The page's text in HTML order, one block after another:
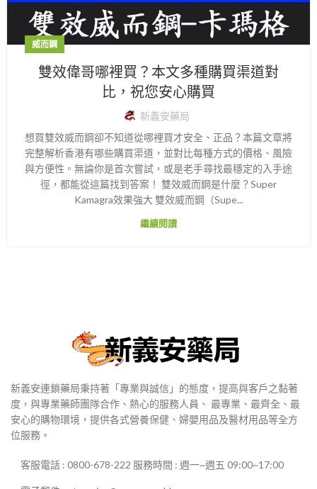
威而鋼
雙效偉哥哪裡買？本文多種購買渠道對
比，祝您安心購買
新義安藥局
想買雙效威而鋼卻不知道從哪裡買才安全、正品？本篇文章將
完整解析香港有哪些購買渠道，並對比每種方式的價格、風險
與方便性。無論你是首次嘗試，或是老手尋找最穩定的入手途
徑，都能從這篇找到答案！ 雙效威而鋼是什麼？Super
Kamagra效果強大 雙效威而鋼（Supe...
繼續閱讀
新義安連鎖藥局秉持著「專業與誠信」的態度，提高與客戶之黏著
度，與專業藥師團隊合作、熱心的服務人員、 最專業、最齊全、最
安心的購物環境，提供各式營養保健、婦嬰用品及醫材用品等全方
位服務。
客服電話 : 0800-678-222 服務時間 : 週一~週五 09:00~17:00